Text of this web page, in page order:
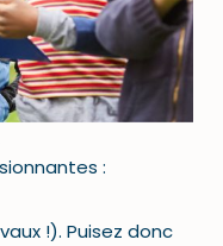
:
!). Puisez donc